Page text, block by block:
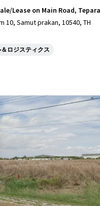
Lease on Main Road,
10, Samut prakan, 10540, TH
ロジスティクス